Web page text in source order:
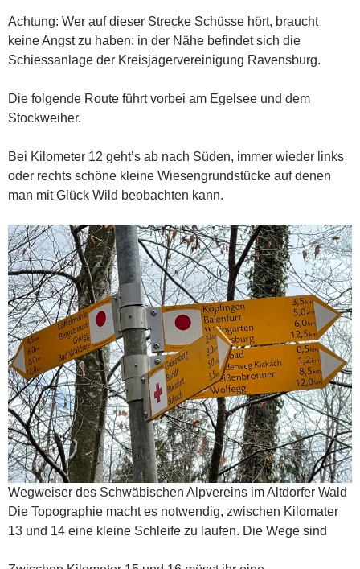
Achtung: Wer auf dieser Strecke Schüsse hört, braucht
keine Angst zu haben: in der Nähe befindet sich die
Schiessanlage der Kreisjägervereinigung Ravensburg.
Die folgende Route führt vorbei am Egelsee und dem
Stockweiher.
Bei Kilometer 12 geht’s ab nach Süden, immer wieder links
oder rechts schöne kleine Wiesengrundstücke auf denen
man mit Glück Wild beobachten kann.
Wegweiser des Schwäbischen Alpvereins im Altdorfer Wald
Die Topographie macht es notwendig, zwischen Kilomater
13 und 14 eine kleine Schleife zu laufen. Die Wege sind